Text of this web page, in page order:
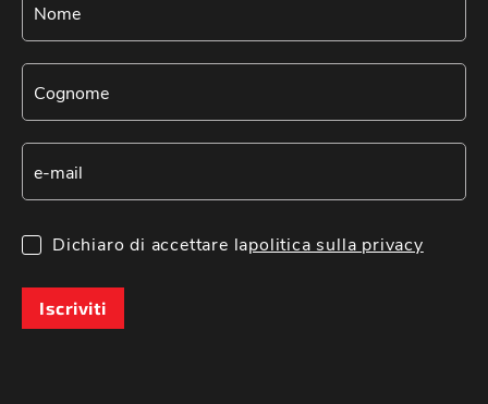
Dichiaro di accettare lapolitica sulla privacy
Iscriviti